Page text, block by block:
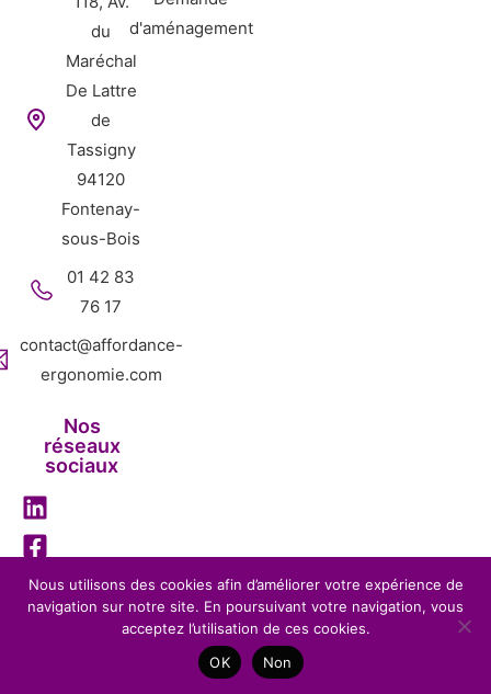
du
Maréchal
De Lattre
de
Tassigny
94120
Fontenay-
sous-Bois
01 42 83
76 17
contact@affordance-
ergonomie.com
Nos
réseaux
sociaux
d'aménagement
Affordance Ergonomie – 2026 – Tous droits réservés-
RéalisationBENEFITS WEB
Mentions légalesPolitique de confidentialité
Nous utilisons des cookies afin d’améliorer votre expérience de
navigation sur notre site. En poursuivant votre navigation, vous
acceptez l’utilisation de ces cookies.
OK
Non